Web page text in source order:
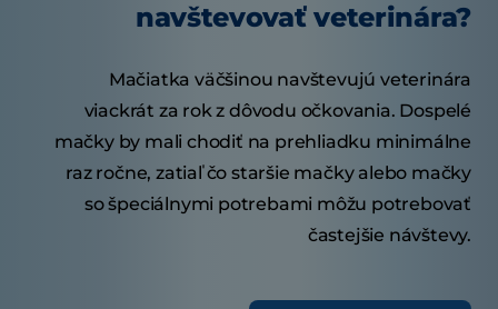
navštevovať veterinára?
Mačiatka väčšinou navštevujú veterinára
viackrát za rok z dôvodu očkovania. Dospelé
mačky by mali chodiť na prehliadku minimálne
raz ročne, zatiaľ čo staršie mačky alebo mačky
so špeciálnymi potrebami môžu potrebovať
častejšie návštevy.